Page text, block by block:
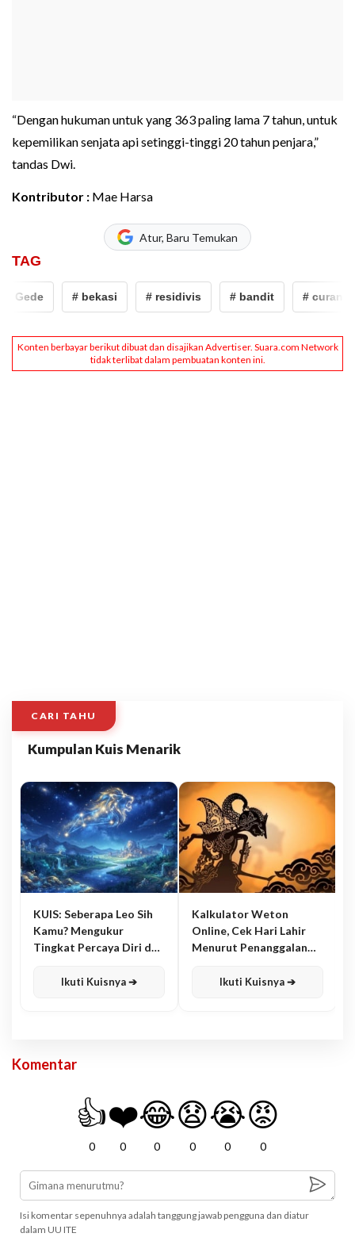
“Dengan hukuman untuk yang 363 paling lama 7 tahun, untuk
kepemilikan senjata api setinggi-tinggi 20 tahun penjara,”
tandas Dwi.
Kontributor : Mae Harsa
Atur, Baru Temukan
TAG
# bekasi # residivis # bandit # curanmor
CARI TAHU
Kumpulan Kuis Menarik
KUIS: Seberapa Leo Sih
Kamu? Mengukur
Tingkat Percaya Diri dan
Ikuti Kuisnya ➔
Kalkulator Weton
Online, Cek Hari Lahir
Menurut Penanggalan
Ikuti Kuisnya ➔
Komentar
👍
0
❤️
0
😂
0
😧
0
😭
0
😡
0
Isi komentar sepenuhnya adalah tanggung jawab pengguna dan diatur
dalam UU ITE